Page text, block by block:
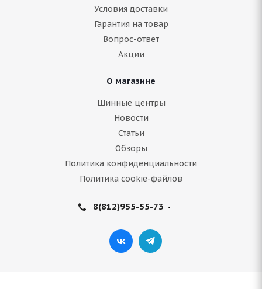
Подробнее
Условия доставки
Гарантия на товар
Вопрос-ответ
Акции
О магазине
Шинные центры
Новости
Статьи
Обзоры
Политика конфиденциальности
Политика cookie-файлов
8(812)955-55-73